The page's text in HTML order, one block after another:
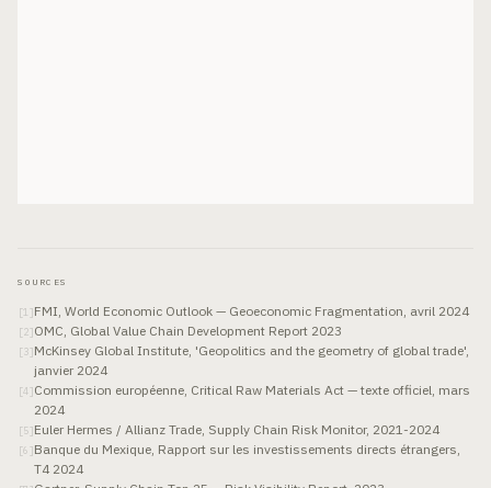
SOURCES
[1 ]FMI, World Economic Outlook — Geoeconomic Fragmentation, avril 2024
[2]OMC, Global Value Chain Development Report 2023
[ 3]McKinsey Global Institute, 'Geopolitics and the geometry of global trade',
janvier 2024
[4 ]Commission européenne, Critical Raw Materials Act — texte officiel, mars
2024
[5]Euler Hermes / Allianz Trade, Supply Chain Risk Monitor, 2021-2024
[6 ]Banque du Mexique, Rapport sur les investissements directs étrangers,
T4 2024